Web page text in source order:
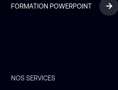
FORMATION POWERPOINT
NOS SERVICES